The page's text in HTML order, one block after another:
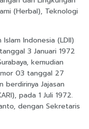
(Herbal), Teknologi
Indonesia (LDII)
3 Januari 1972
kemudian
03 tanggal 27
berdirinya Jajasan
pada 1 Juli 1972.
dengan Sekretaris